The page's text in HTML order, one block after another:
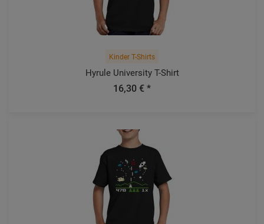
Kinder T-Shirts
Hyrule University T-Shirt
16,30 € *